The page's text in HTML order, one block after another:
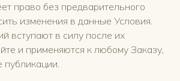
право без предварительного
изменения в данные Условия.
вступают в силу после их
и применяются к любому Заказу,
публикации.